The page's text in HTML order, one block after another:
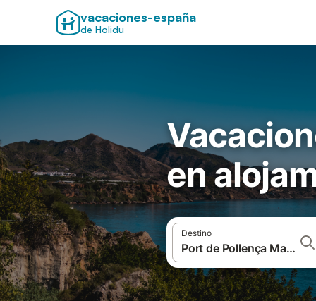
vacaciones-españa
de Holidu
en
Destino